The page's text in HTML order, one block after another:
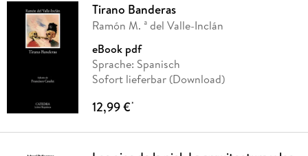
Tirano Banderas
Ramón M. ª del Valle-Inclán
eBook pdf
Sprache: Spanisch
Sofort lieferbar (Download)
12,99 €*